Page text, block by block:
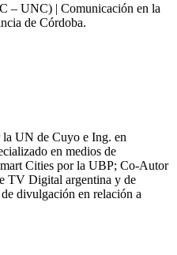
– UNC) | Comunicación en la
de Córdoba.
UN de Cuyo e Ing. en
en medios de
Cities por la UBP; Co-Autor
TV Digital argentina y de
divulgación en relación a